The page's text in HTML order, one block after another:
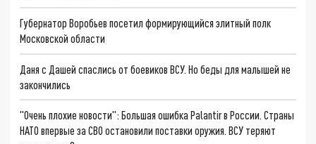
Губернатор Воробьев посетил формирующийся элитный полк
Московской области
Даня с Дашей спаслись от боевиков ВСУ. Но беды для малышей не
закончились
"Очень плохие новости": Большая ошибка Palantir в России. Страны
НАТО впервые за СВО остановили поставки оружия. ВСУ теряют